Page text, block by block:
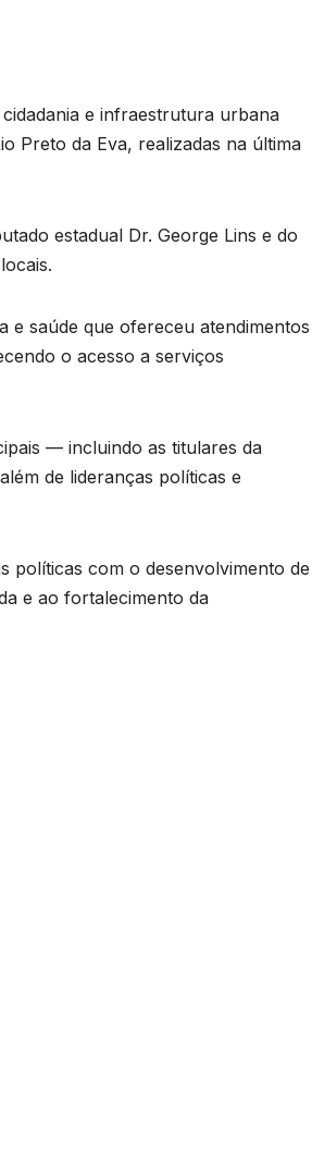
e infraestrutura urbana
Preto da Eva, realizadas na última
estadual Dr. George Lins e do
e saúde que ofereceu atendimentos
o acesso a serviços
— incluindo as titulares da
de lideranças políticas e
políticas com o desenvolvimento de
e ao fortalecimento da